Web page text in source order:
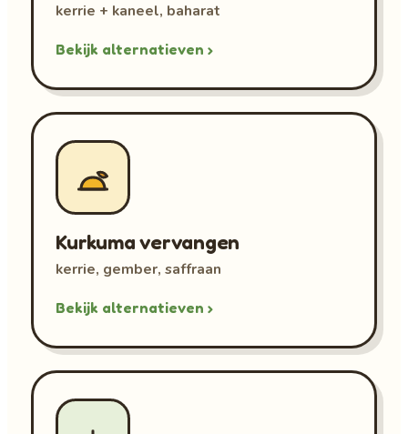
kerrie + kaneel, baharat
Bekijk alternatieven ›
Kurkuma vervangen
kerrie, gember, saffraan
Bekijk alternatieven ›